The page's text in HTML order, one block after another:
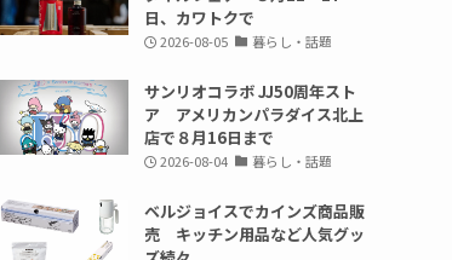
日、カワトクで
2026-08-05 暮らし・話題
サンリオコラボ JJ50周年スト
ア アメリカンパラダイス北上
店で８月16日まで
2026-08-04 暮らし・話題
ベルジョイスでカインズ商品販
売 キッチン用品など人気グッ